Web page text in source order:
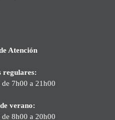
Atención
regulares:
7h00 a 21h00
verano:
8h00 a 20h00